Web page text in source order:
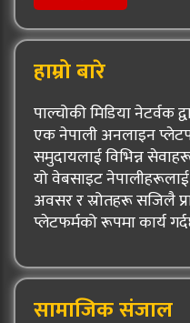
हाम्रो बारे
पाल्चोकी मिडिया नेटर्वक
एक नेपाली अनलाइन
समुदायलाई विभिन्न
यो वेबसाइट
अवसर र स्रोतहरू सजिलै
प्लेटफर्मको रूपमा कार्य
सामाजिक संजाल